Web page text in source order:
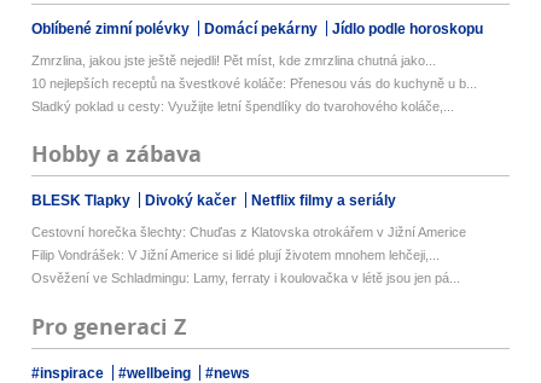
Oblíbené zimní polévky Domácí pekárny Jídlo podle horoskopu
Zmrzlina, jakou jste ještě nejedli! Pět míst, kde zmrzlina chutná jako...
10 nejlepších receptů na švestkové koláče: Přenesou vás do kuchyně u b...
Sladký poklad u cesty: Využijte letní špendlíky do tvarohového koláče,...
Hobby a zábava
BLESK Tlapky Divoký kačer Netflix filmy a seriály
Cestovní horečka šlechty: Chuďas z Klatovska otrokářem v Jižní Americe
Filip Vondrášek: V Jižní Americe si lidé plují životem mnohem lehčeji,...
Osvěžení ve Schladmingu: Lamy, ferraty i koulovačka v létě jsou jen pá...
Pro generaci Z
#inspirace #wellbeing #news